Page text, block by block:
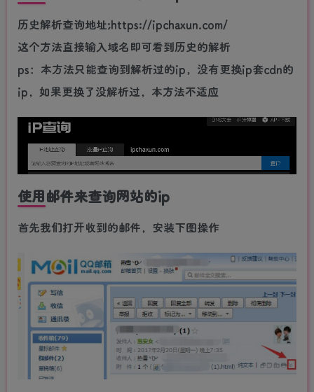
历史解析查询地址;https://ipchaxun.com/
这个方法直接输入域名即可看到历史的解析
ps：本方法只能查询到解析过的ip，没有更换ip套cdn的
ip，如果更换了没解析过，本方法不适应
使用邮件来查询网站的ip
首先我们打开收到的邮件，安装下图操作